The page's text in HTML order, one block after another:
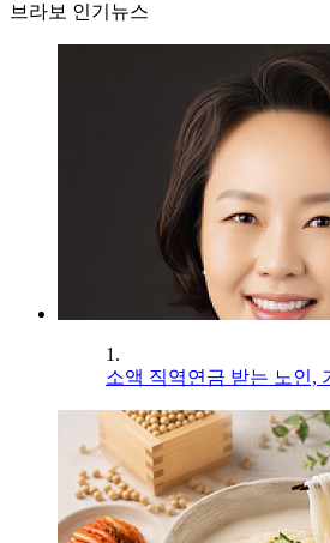
브라보 인기뉴스
1.
소액 직역연금 받는 노인,